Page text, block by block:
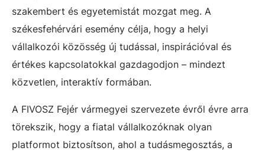
szakembert és egyetemistát mozgat meg. A
székesfehérvári esemény célja, hogy a helyi
vállalkozói közösség új tudással, inspirációval és
értékes kapcsolatokkal gazdagodjon – mindezt
közvetlen, interaktív formában.
A FIVOSZ Fejér vármegyei szervezete évről évre arra
törekszik, hogy a fiatal vállalkozóknak olyan
platformot biztosítson, ahol a tudásmegosztás, a